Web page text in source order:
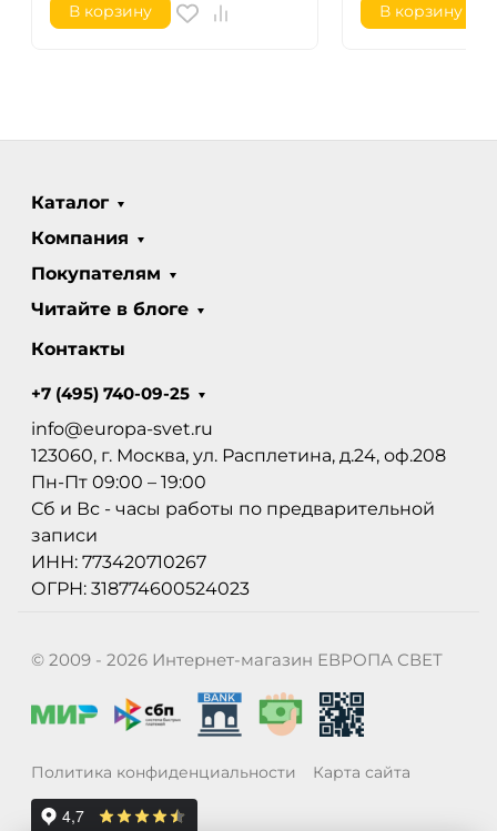
В корзину В корзину
Каталог
Компания
Покупателям
Читайте в блоге
Контакты
+7 (495) 740-09-25
info@europa-svet.ru
123060, г. Москва, ул. Расплетина, д.24, оф.208
Пн-Пт 09:00 – 19:00
Сб и Вс - часы работы по предварительной
записи
ИНН: 773420710267
ОГРН: 318774600524023
© 2009 - 2026 Интернет-магазин ЕВРОПА СВЕТ
Политика конфиденциальности Карта сайта